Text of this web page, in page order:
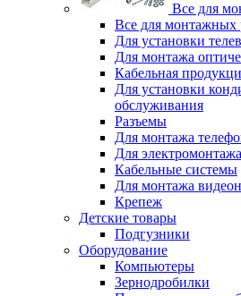
Все для
Все для монтажных
Для установки
Для монтажа
Кабельная
Для установки
обслуживания
Разъемы
Для монтажа
Для электромонтажа
Кабельные системы
Для монтажа
Крепеж
Детские товары
Подгузники
Оборудование
Компьютеры
Зернодробилки